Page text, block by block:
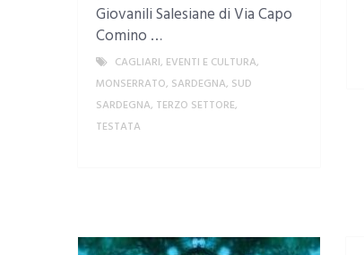
Giovanili Salesiane di Via Capo
Comino …
CAGLIARI, EVENTI E CULTURA,
MONSERRATO, SARDEGNA, SUD
SARDEGNA, TERZO SETTORE,
TESTATA